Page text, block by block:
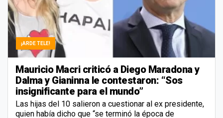
¡ARDE TELE!
Mauricio Macri criticó a Diego Maradona y
Dalma y Gianinna le contestaron: “Sos
insignificante para el mundo”
Las hijas del 10 salieron a cuestionar al ex presidente,
quien había dicho que “se terminó la época de